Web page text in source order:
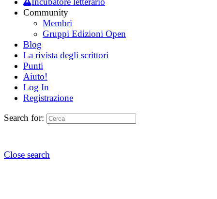
Community
Membri
Gruppi Edizioni Open
Blog
La rivista degli scrittori
Punti
Aiuto!
Log In
Registrazione
Search for:
Close search